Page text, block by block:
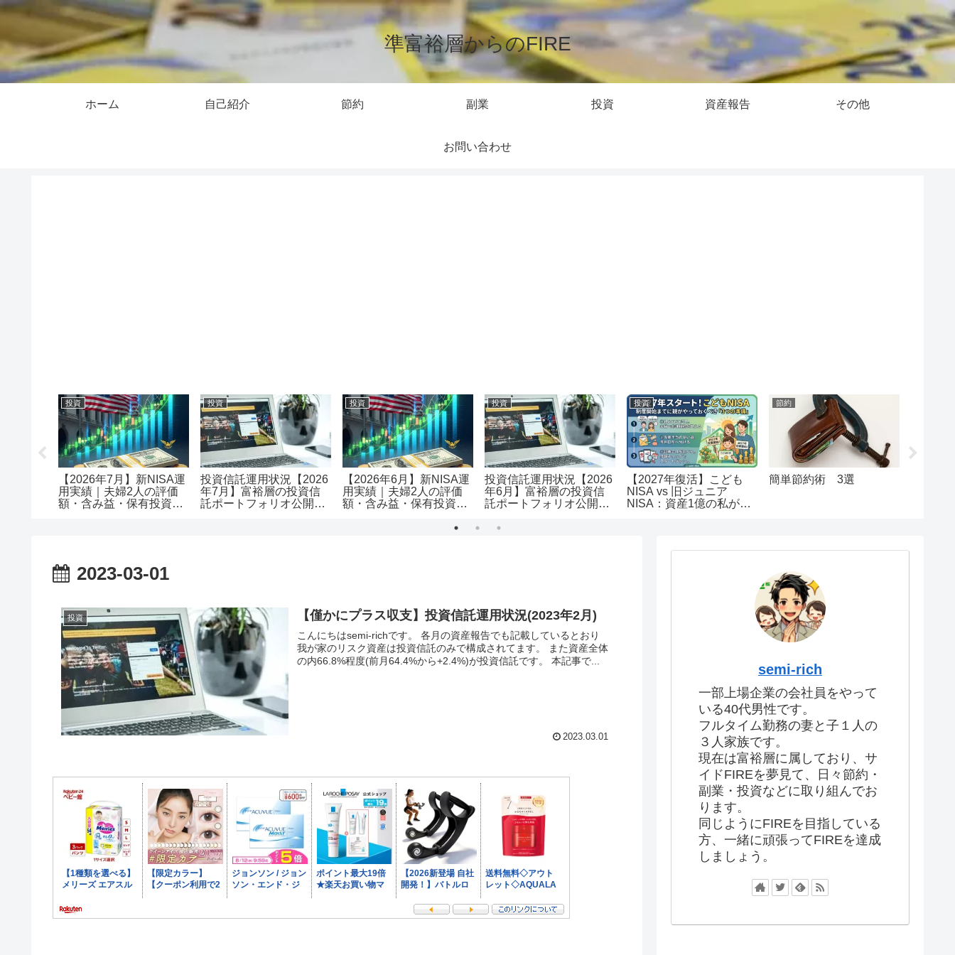
準富裕層からのFIRE
ホーム 自己紹介 節約 副業 投資 資産報告 その他
お問い合わせ
投資
【2026年7月】新NISA運
用実績｜夫婦2人の評価
額・含み益・保有投資信
投資
投資信託運用状況【2026
年7月】富裕層の投資信
託ポートフォリオ公開｜
投資
【2026年6月】新NISA運
用実績｜夫婦2人の評価
額・含み益・保有投資信
投資
投資信託運用状況【2026
年6月】富裕層の投資信
託ポートフォリオ公開｜
+5,455万円のリアル運用
投資
【2027年復活】こども
NISA vs 旧ジュニア
NISA：資産1億の私が出
節約
簡単節約術 3選
2023-03-01
投資 【僅かにプラス収支】投資信託運用状況(2023年2月)
こんにちはsemi-richです。 各月の資産報告でも記載しているとおり
我が家のリスク資産は投資信託のみで構成されてます。 また資産全体
の内66.8%程度(前月64.4%から+2.4%)が投資信託です。 本記事で...
2023.03.01
semi-rich
一部上場企業の会社員をやって
いる40代男性です。
フルタイム勤務の妻と子１人の
３人家族です。
現在は富裕層に属しており、サ
イドFIREを夢見て、日々節約・
副業・投資などに取り組んでお
ります。
同じようにFIREを目指している
方、一緒に頑張ってFIREを達成
しましょう。